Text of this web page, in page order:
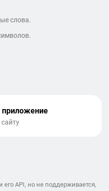
слова.
приложение
его API, но не поддерживается,